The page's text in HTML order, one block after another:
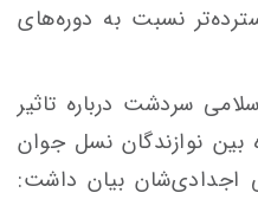
نسبت به دوره‌های
سردشت درباره تاثیر
بین نوازندگان نسل جوان
اجدادی‌شان بیان داشت: